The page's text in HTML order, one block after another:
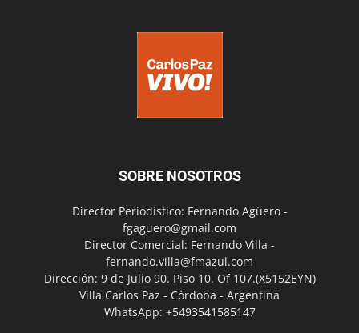
SOBRE NOSOTROS
Director Periodístico: Fernando Agüero -
fgaguero@gmail.com
Director Comercial: Fernando Villa -
fernando.villa@fmazul.com
Dirección: 9 de Julio 90. Piso 10. Of 107.(X5152EYN)
Villa Carlos Paz - Córdoba - Argentina
WhatsApp: +5493541585147